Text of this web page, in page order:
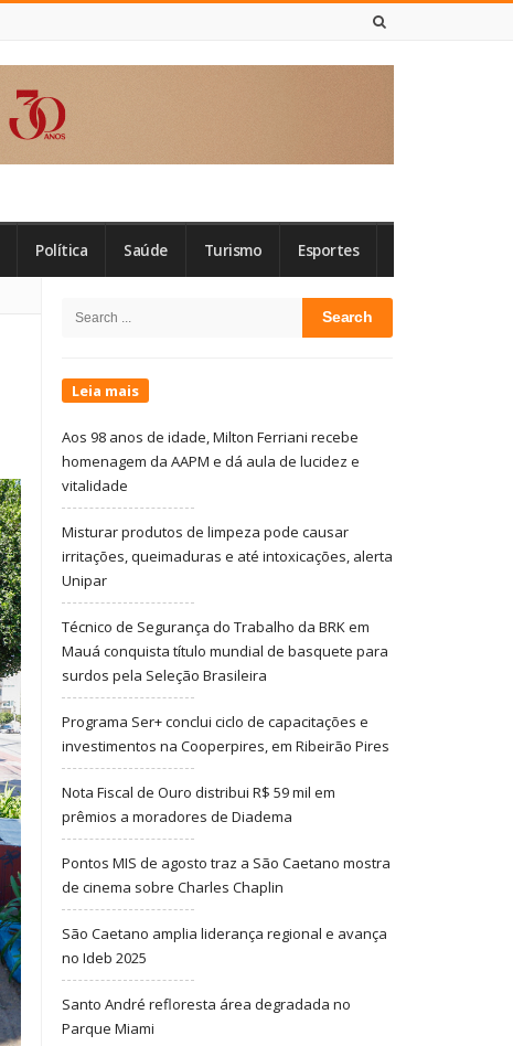
Política Saúde Turismo Esportes
Sidebar
Search
Leia mais
Aos 98 anos de idade, Milton Ferriani recebe
homenagem da AAPM e dá aula de lucidez e
vitalidade
Misturar produtos de limpeza pode causar
irritações, queimaduras e até intoxicações, alerta
Unipar
Técnico de Segurança do Trabalho da BRK em
Mauá conquista título mundial de basquete para
surdos pela Seleção Brasileira
Programa Ser+ conclui ciclo de capacitações e
investimentos na Cooperpires, em Ribeirão Pires
Nota Fiscal de Ouro distribui R$ 59 mil em
prêmios a moradores de Diadema
Pontos MIS de agosto traz a São Caetano mostra
de cinema sobre Charles Chaplin
São Caetano amplia liderança regional e avança
no Ideb 2025
Santo André refloresta área degradada no
Parque Miami